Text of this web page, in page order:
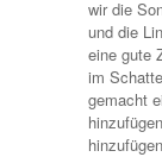
wir die
und die
eine gute
im
gemacht